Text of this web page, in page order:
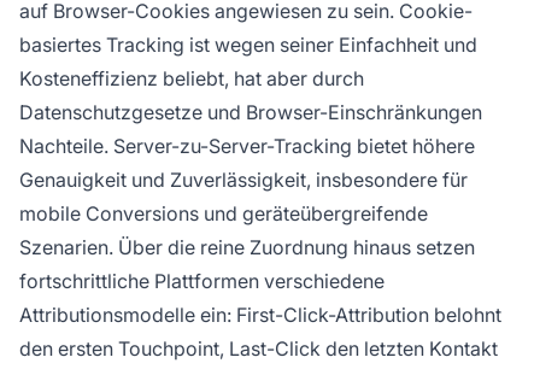
auf Browser-Cookies angewiesen zu sein. Cookie-
basiertes Tracking ist wegen seiner Einfachheit und
Kosteneffizienz beliebt, hat aber durch
Datenschutzgesetze und Browser-Einschränkungen
Nachteile. Server-zu-Server-Tracking bietet höhere
Genauigkeit und Zuverlässigkeit, insbesondere für
mobile Conversions und geräteübergreifende
Szenarien. Über die reine Zuordnung hinaus setzen
fortschrittliche Plattformen verschiedene
Attributionsmodelle ein: First-Click-Attribution belohnt
den ersten Touchpoint, Last-Click den letzten Kontakt